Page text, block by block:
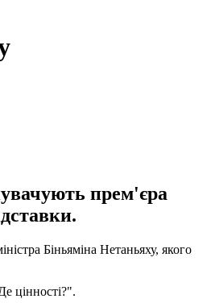
прем'єра
Біньяміна Нетаньяху, якого
цінності?".